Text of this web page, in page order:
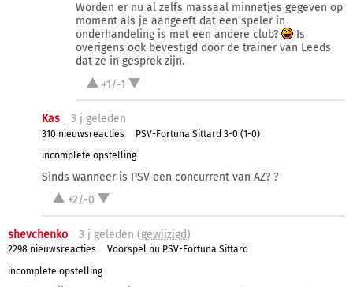
Worden er nu al zelfs massaal minnetjes gegeven op
moment als je aangeeft dat een speler in
onderhandeling is met een andere club?
Is
overigens ook bevestigd door de trainer van Leeds
dat ze in gesprek zijn.
+1/-1
Kas 3 j geleden
310 nieuwsreacties
PSV-Fortuna Sittard 3-0 (1-0)
incomplete opstelling
Sinds wanneer is PSV een concurrent van AZ? ?
+2/-0
shevchenko 3 j geleden (gewijzigd)
2298 nieuwsreacties
Voorspel nu PSV-Fortuna Sittard
incomplete opstelling